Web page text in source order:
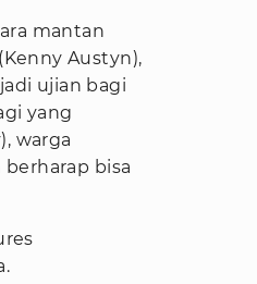
mantan
Austyn),
ujian bagi
yang
warga
bisa